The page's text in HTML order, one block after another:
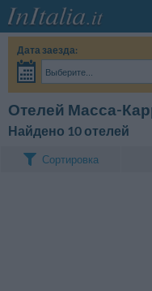
Дата заезда:
Выберите...
Отелей Масса-
Найдено 10 отелей
Сортировка